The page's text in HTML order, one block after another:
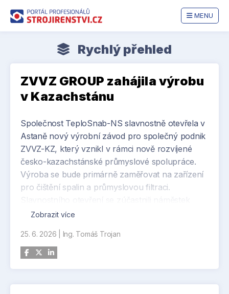
MENU
Rychlý přehled
ZVVZ GROUP zahájila výrobu
v Kazachstánu
Společnost TeploSnab-NS slavnostně otevřela v
Astaně nový výrobní závod pro společný podnik
ZVVZ-KZ, který vznikl v rámci nově rozvíjené
česko-kazachstánské průmyslové spolupráce.
Výroba se bude primárně zaměřovat na zařízení
pro čištění spalin a průmyslovou filtraci.
ministra energetiky Republiky Kazachstán Sungat
Kazachstánu Pavol Šepelák.
Přesun části výroby přímo do Kazachstánu
místního trhu a současně významně posiluje
Zobrazit více
25. 6. 2026 Ing. Tomáš Trojan